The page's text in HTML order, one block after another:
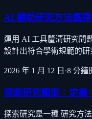
AI 輔助研究方法選擇
運用 AI 工具釐清研究問
設計出符合學術規範的研
2026 年 1 月 12 日 ·8 分鐘
探索研究類型：定義
探索研究是一種 研究方